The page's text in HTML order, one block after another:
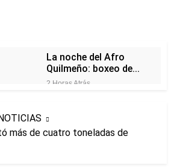
La noche del Afro
Quilmeño: boxeo de
primer nivel en la sede
2 Horas Atrás
visita del Papa León
XIV a la Argentina
5 Horas Atrás
Figuras de la cultura
más de cuatro toneladas de